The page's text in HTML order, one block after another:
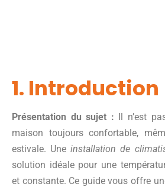
1. Introduction
Présentation du sujet : Il n’est
maison toujours confortable,
estivale. Uneinstallation de
solution idéale pour une
et constante. Ce guide vous offre